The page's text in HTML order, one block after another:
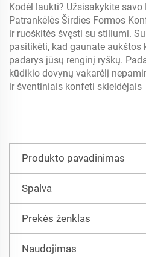
Kodėl laukti? Užsisakykite
Patrankėlės Širdies Formos
ir ruoškitės švęsti su stiliumi.
pasitikėti, kad gaunate aukštos
padarys jūsų renginį ryškų.
kūdikio dovynų vakarėlį
ir šventiniais konfeti skleidėjais
Produkto pavadinimas
Spalva
Prekės ženklas
Naudojimas